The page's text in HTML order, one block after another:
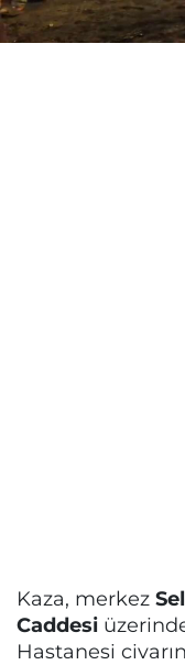
Kaza, merkez
Caddesi
Hastanesi